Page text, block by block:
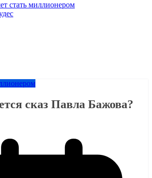
стать миллионером
сказ Павла Бажова?